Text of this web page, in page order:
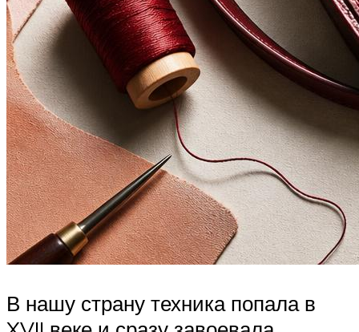
В нашу страну техника попала в